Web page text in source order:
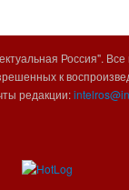
Россия".
к
редакции: